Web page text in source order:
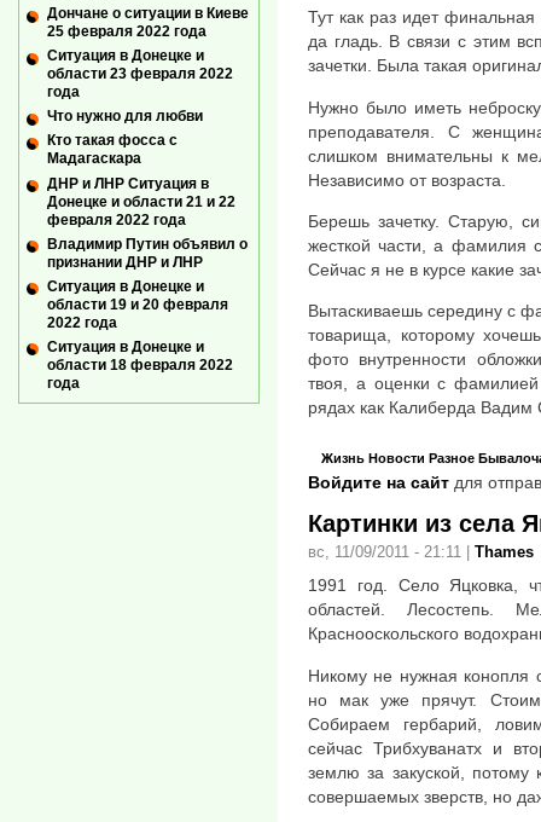
Тут как раз идет
да гладь. В связи с этим
зачетки. Была такая
Нужно было иметь
преподавателя. С
слишком внимательны к
Независимо от возраста.
Берешь зачетку. Старую,
жесткой части, а фамилия
Сейчас я не в курсе какие
Вытаскиваешь середину с
товарища, которому
фото внутренности
твоя, а оценки с
рядах как Калиберда Вадим
Жизнь Новости Разное
Войдите на сайт для
Картинки из села
вс, 11/09/2011 - 21:11 Thames
1991 год. Село Яцковка,
областей. Лесостепь.
Краснооскольского
Никому не нужная конопля
но мак уже прячут.
Собираем гербарий,
сейчас Трибхуванатх и
землю за закуской,
совершаемых зверств, но
Дончане о ситуации в Киеве
25 февраля 2022 года
Ситуация в Донецке и
области 23 февраля 2022
года
Что нужно для любви
Кто такая фосса с
Мадагаскара
ДНР и ЛНР Ситуация в
Донецке и области 21 и 22
февраля 2022 года
Владимир Путин объявил о
признании ДНР и ЛНР
Ситуация в Донецке и
области 19 и 20 февраля
2022 года
Ситуация в Донецке и
области 18 февраля 2022
года